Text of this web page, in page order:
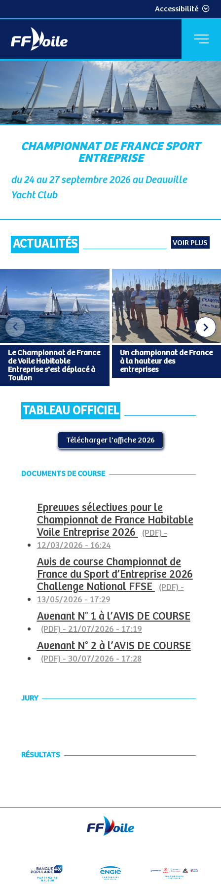
Accessibilité
CHAMPIONNAT DE FRANCE SPORT
ENTREPRISE
du 24 au 27 septembre 2026 au Deauville
Yacht Club
ACTUALITÉS VOIR PLUS
Le Championnat de France
de Voile Habitable
Entreprise s'est déplacé à
Toulon
Un championnat de France
à la hauteur des
entreprises
TABLEAU OFFICIEL
Télécharger l'affiche 2026
DOCUMENTS DE COURSE
Epreuves sélectives pour le
Championnat de France Habitable
Voile Entreprise 2026
(PDF) -
12/03/2026 - 16:24
Avis de course Championnat de
France du Sport d’Entreprise 2026
Challenge National FFSE
(PDF) -
13/05/2026 - 17:29
Avenant N° 1 à l’AVIS DE COURSE
(PDF) - 21/07/2026 - 17:19
Avenant N° 2 à l’AVIS DE COURSE
(PDF) - 30/07/2026 - 17:28
JURY
RÉSULTATS